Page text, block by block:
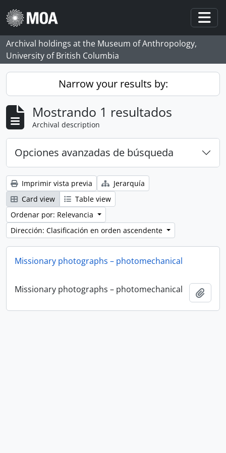
Skip to main content
Archival holdings at the Museum of Anthropology,
University of British Columbia
Narrow your results by:
Mostrando 1 resultados
Archival description
Opciones avanzadas de búsqueda
Imprimir vista previa
Jerarquía
Card view
Table view
Ordenar por: Relevancia
Dirección: Clasificación en orden ascendente
Missionary photographs – photomechanical
Missionary photographs – photomechanical